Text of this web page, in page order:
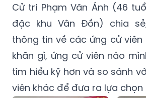
Cử tri Phạm Văn Ánh (46
đặc khu Vân Đồn) chia
thông tin về các ứng cử viên
khăn gì, ứng cử viên nào
tìm hiểu kỹ hơn và so sánh
viên khác để đưa ra lựa